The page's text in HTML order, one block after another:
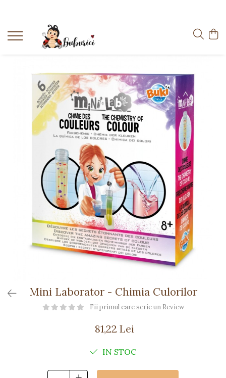
Categorii
Construcții
Accesorii
Exterior
Interior
Mașinuțe
5-7 AniMini Laborator - Chimia Culorilor
Fii primul care scrie un Review
81,22 Lei
IN STOC